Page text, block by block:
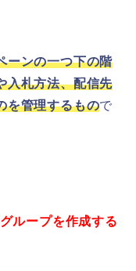
ーンの一つ下の階
入札方法、配信先
を管理するもので
ループを作成する